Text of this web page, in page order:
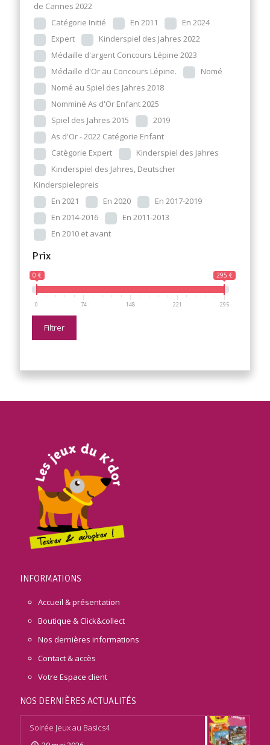
de Cannes 2022
Catégorie Initié
En 2011
En 2024
Expert
Kinderspiel des Jahres 2022
Médaille d'argent Concours Lépine 2023
Médaille d'Or au Concours Lépine.
Nomé
Nomé au Spiel des Jahres 2018
Nomminé As d'Or Enfant 2025
Spiel des Jahres 2015
2019
As d'Or - 2022 Catégorie Enfant
Catègorie Expert
Kinderspiel des Jahres
Kinderspiel des Jahres, Deutscher
Kinderspielepreis
En 2021
En 2020
En 2017-2019
En 2014-2016
En 2011-2013
En 2010 et avant
Prix
0 € 295 €
0 74 148 221 295
Filtrer
INFORMATIONS
Accueil & présentation
Boutique & Click&collect
Nos dernières informations
Contact & accès
Votre Espace client
NOS DERNIÈRES ACTUALITÉS
Soirée Jeux au Basics4